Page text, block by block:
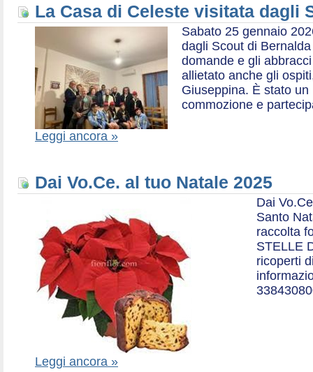
La Casa di Celeste visitata dagli
Sabato 25 gennaio
dagli Scout di
domande e gli
allietato anche gli
Giuseppina. È stato
commozione e
Leggi ancora »
Dai Vo.Ce. al tuo Natale 2025
Dai
Santo
raccolta
STELLE
ricoperti
Leggi ancora »